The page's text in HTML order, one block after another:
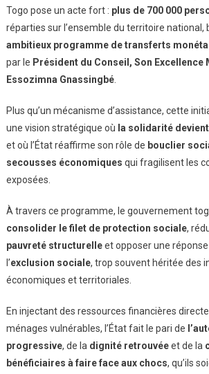
Togo pose un acte fort : plus de 700 000
réparties sur l’ensemble du territoire national,
ambitieux programme de transferts
par le Président du Conseil, Son Excellence
Essozimna Gnassingbé.
Plus qu’un mécanisme d’assistance, cette
une vision stratégique où la solidarité
et où l’État réaffirme son rôle de bouclier
secousses économiques qui fragilisent les
exposées.
À travers ce programme, le gouvernement
consolider le filet de protection sociale,
pauvreté structurelleet opposer une
l’exclusion sociale, trop souvent héritée des
économiques et territoriales.
En injectant des ressources financières
ménages vulnérables, l’État fait le pari de
progressive, de la dignité retrouvéeet de la
bénéficiaires à faire face aux chocs, qu’ils